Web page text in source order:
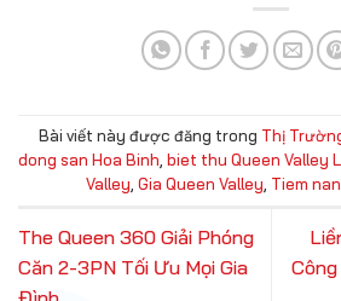
Bài viết này được đăng trong Thị
dong san Hoa Binh, biet thu Queen Valley
Valley, Gia Queen Valley, Tiem
The Queen 360 Giải Phóng
Căn 2-3PN Tối Ưu Mọi Gia